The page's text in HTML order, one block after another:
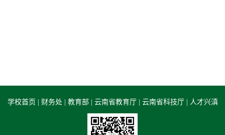
学校首页 财务处 教育部 云南省教育厅 云南省科技厅 人才兴滇